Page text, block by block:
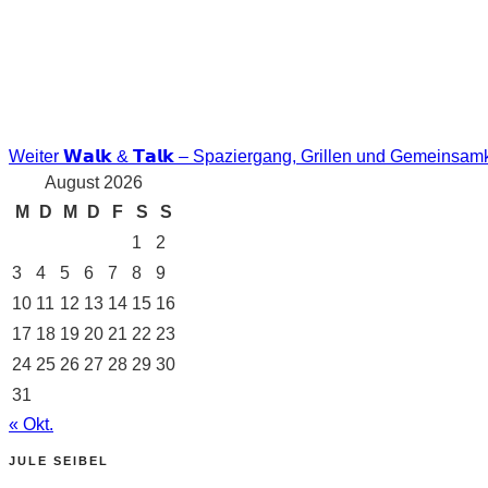
Weiter 𝗪𝗮𝗹𝗸 & 𝗧𝗮𝗹𝗸 – Spaziergang, Grillen und
August 2026
M
D M D F S
S
1
2
3
4 5 6 7 8
9
10 11 12 13 14 15 16
17 18 19 20 21 22 23
24 25 26 27 28 29 30
31
« Okt.
JULE SEIBEL